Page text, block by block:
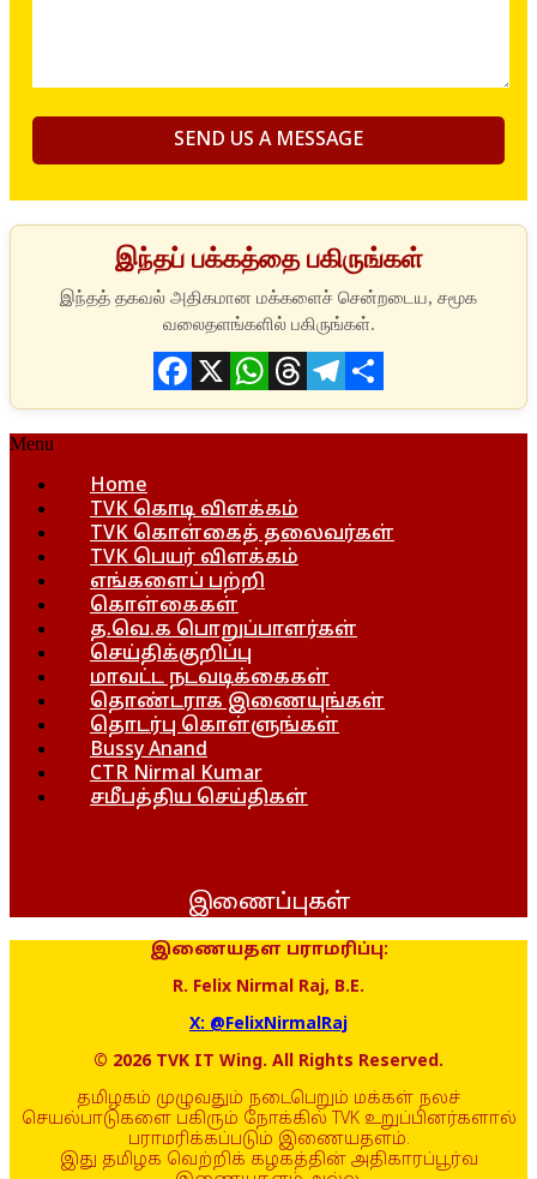
இந்தப் பக்கத்தை பகிருங்கள்
Facebook
X WhatsApp
ThreadsTelegram
Share
Menu
Home
TVK கொடி விளக்கம்
TVK கொள்கைத் தலைவர்கள்
TVK பெயர் விளக்கம்
எங்களைப் பற்றி
கொள்கைகள்
த.வெ.க பொறுப்பாளர்கள்
செய்திக்குறிப்பு
மாவட்ட நடவடிக்கைகள்
தொண்டராக இணையுங்கள்
தொடர்பு கொள்ளுங்கள்
Bussy Anand
CTR Nirmal Kumar
சமீபத்திய செய்திகள்
இணைப்புகள்
இணையதள பராமரிப்பு:
R. Felix Nirmal Raj, B.E.
X: @FelixNirmalRaj
© 2026 TVK IT Wing. All Rights Reserved.
தமிழகம் முழுவதும் நடைபெறும் மக்கள் நலச்
செயல்பாடுகளை பகிரும் நோக்கில் TVK உறுப்பினர்களால்
பராமரிக்கப்படும் இணையதளம்.
இது தமிழக வெற்றிக் கழகத்தின் அதிகாரப்பூர்வ